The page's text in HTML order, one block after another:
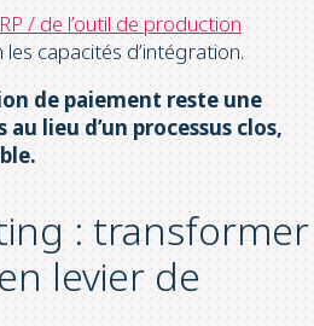
/ de l’outil de production
les capacités d’intégration.
de paiement reste une
au lieu d’un processus clos,
: transformer
levier de